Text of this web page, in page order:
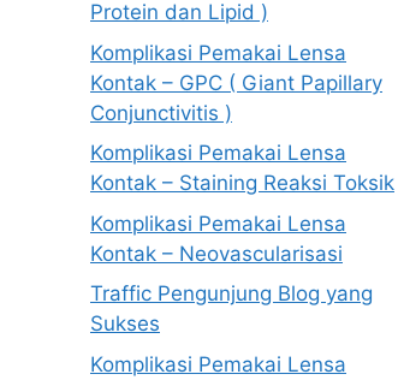
Protein dan Lipid )
Komplikasi Pemakai Lensa
Kontak – GPC ( Giant Papillary
Conjunctivitis )
Komplikasi Pemakai Lensa
Kontak – Staining Reaksi Toksik
Komplikasi Pemakai Lensa
Kontak – Neovascularisasi
Traffic Pengunjung Blog yang
Sukses
Komplikasi Pemakai Lensa